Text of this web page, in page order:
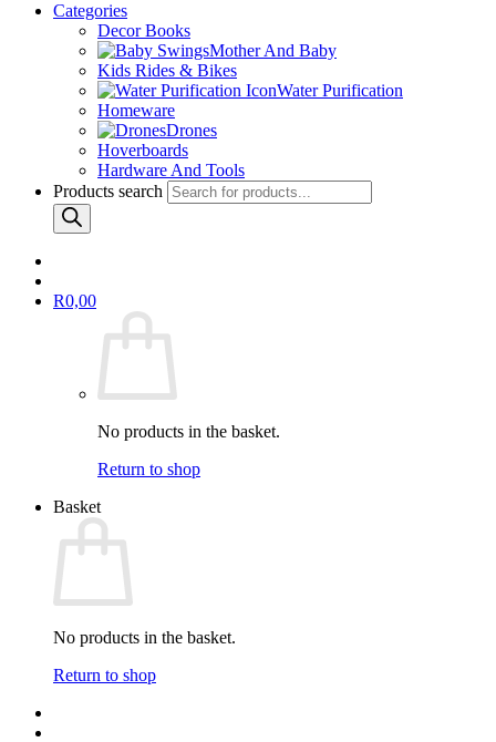
Categories
Decor Books
Mother And Baby
Kids Rides & Bikes
Water Purification
Homeware
Drones
Hoverboards
Hardware And Tools
Products search
R0,00
No products in the basket.
Return to shop
Basket
No products in the basket.
Return to shop